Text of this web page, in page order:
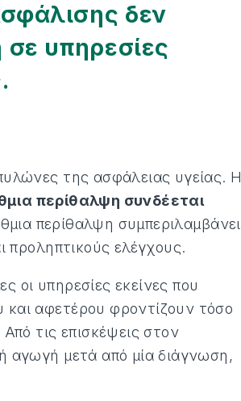
δεν
υπηρεσίες
της ασφάλειας υγείας. Η
περίθαλψη συνδέεται
περίθαλψη συμπεριλαμβάνει
προληπτικούς ελέγχους.
οι υπηρεσίες εκείνες που
αφετέρου φροντίζουν τόσο
τις επισκέψεις στον
αγωγή μετά από μία διάγνωση,